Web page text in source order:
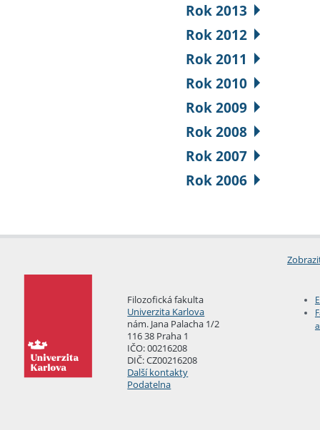
Rok 2013
Rok 2012
Rok 2011
Rok 2010
Rok 2009
Rok 2008
Rok 2007
Rok 2006
Filozofická fakulta
Univerzita Karlova
nám. Jana Palacha 1/2
116 38 Praha 1
IČO: 00216208
DIČ: CZ00216208
Další kontakty
Podatelna